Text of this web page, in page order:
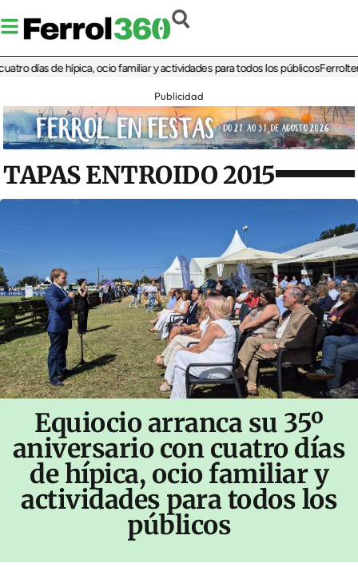
de hípica, ocio familiar y actividades para todos los públicosFerrolterra
Publicidad
TAPAS ENTROIDO 2015
Equiocio arranca su 35º
aniversario con cuatro días
de hípica, ocio familiar y
actividades para todos los
públicos